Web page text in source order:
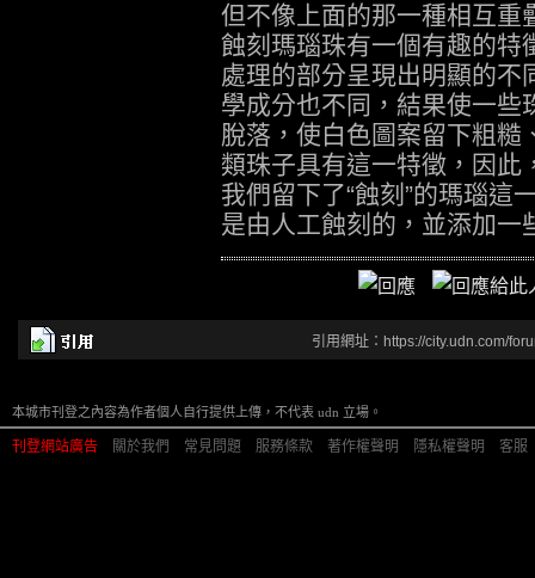
但不像上面的那一種相互重
蝕刻瑪瑙珠有一個有趣的特
處理的部分呈現出明顯的不
學成分也不同，結果使一些
脫落，使白色圖案留下粗糙
類珠子具有這一特徵，因此
我們留下了“蝕刻”的瑪瑙這
是由人工蝕刻的，並添加一
引用網址：https://city.udn.com/
本城市刊登之內容為作者個人自行提供上傳，不代表 udn 立場。
刊登網站廣告 關於我們 常見問題 服務條款 著作權聲明 隱私權聲明 客服